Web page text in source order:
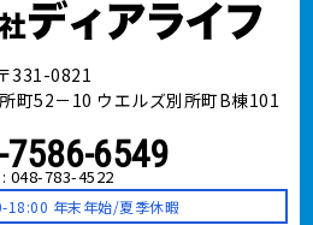
331-0821
町52－10 ウエルズ別所町B棟101
7586-6549
: 048-783-4522
18:00 年末年始/夏季休暇